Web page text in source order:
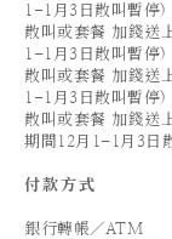
1-1月3日散叫暫停)
散叫或套餐 加錢送
1-1月3日散叫暫停)
散叫或套餐 加錢送
1-1月3日散叫暫停)
散叫或套餐 加錢送
期間12月1-1月3日
付款方式
銀行轉帳／ATM